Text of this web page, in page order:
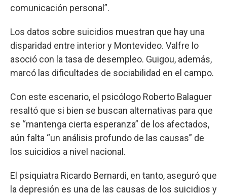
comunicación personal”.
Los datos sobre suicidios muestran que hay una
disparidad entre interior y Montevideo. Valfre lo
asoció con la tasa de desempleo. Guigou, además,
marcó las dificultades de sociabilidad en el campo.
Con este escenario, el psicólogo Roberto Balaguer
resaltó que si bien se buscan alternativas para que
se “mantenga cierta esperanza” de los afectados,
aún falta “un análisis profundo de las causas” de
los suicidios a nivel nacional.
El psiquiatra Ricardo Bernardi, en tanto, aseguró que
la depresión es una de las causas de los suicidios y